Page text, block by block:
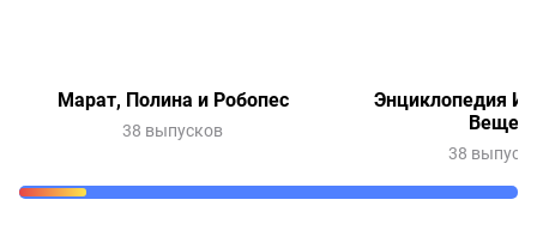
Марат, Полина и Робопес
38 выпусков
Энциклопедия
Вещей
38